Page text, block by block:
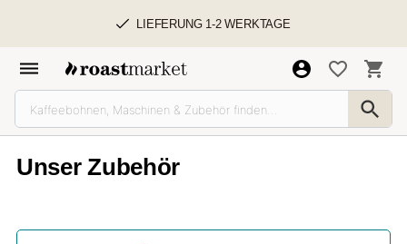
LIEFERUNG 1-2 WERKTAGE
Unser Zubehör